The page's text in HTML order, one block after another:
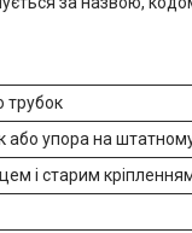
трубок
упора на штатному
і старим